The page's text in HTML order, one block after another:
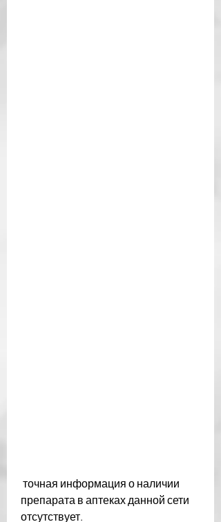
препарата в аптеках данной сети
отсутствует.